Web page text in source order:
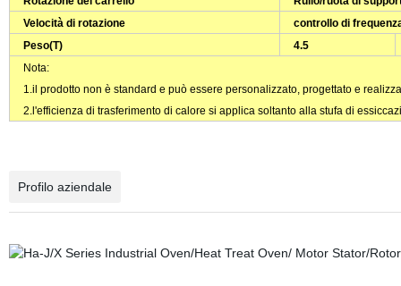
Velocità di rotazione
controllo di
Peso(T)
4.5
Nota:
1.il prodotto non è standard e può essere personalizzato, progettato e
2.l'efficienza di trasferimento di calore si applica soltanto alla stufa di
Profilo aziendale